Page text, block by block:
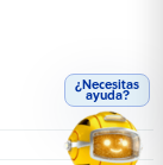
¿Necesitas
ayuda?